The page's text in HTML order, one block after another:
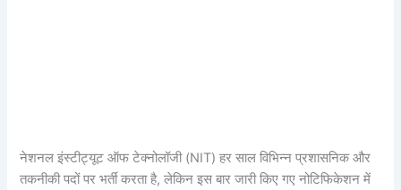
नेशनल इंस्टीट्यूट ऑफ टेक्नोलॉजी (NIT) हर साल विभिन्न प्रशासनिक और
तकनीकी पदों पर भर्ती करता है, लेकिन इस बार जारी किए गए नोटिफिकेशन में